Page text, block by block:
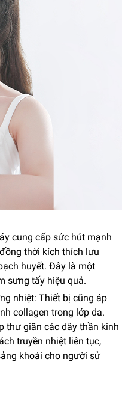
cung cấp sức hút mạnh
thời kích thích lưu
huyết. Đây là một
sưng tấy hiệu quả.
nhiệt: Thiết bị cũng áp
collagen trong lớp da.
thư giãn các dây thần kinh
truyền nhiệt liên tục,
khoái cho người sử